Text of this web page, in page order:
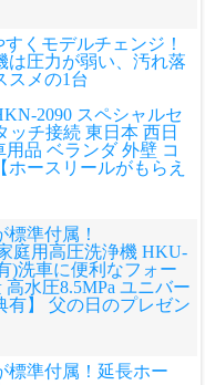
くモデルチェンジ！
は圧力が弱い、汚れ落
スメの1台
2090 スペシャルセ
ッチ接続 東日本 西日
用品 ベランダ 外壁 コ
ースリールがもらえ
準付属！
庭用高圧洗浄機 HKU-
)洗車に便利なフォー
水圧8.5MPa ユニバー
有】 父の日のプレゼン
標準付属！延長ホー